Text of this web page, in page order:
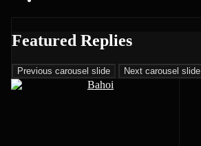
Featured Replies
Previous carousel slide Next carousel slide